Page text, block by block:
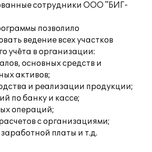
сотрудники ООО "БИГ-
позволило
ведение всех участков
учёта в организации:
основных средств и
активов;
и реализации продукции;
по банку и кассе;
операций;
с организациями;
платы и т.д.